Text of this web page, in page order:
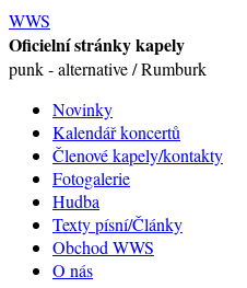
WWS
Oficielní stránky kapely
punk - alternative / Rumburk
Novinky
Kalendář koncertů
Členové kapely/kontakty
Fotogalerie
Hudba
Texty písní/Články
Obchod WWS
O nás